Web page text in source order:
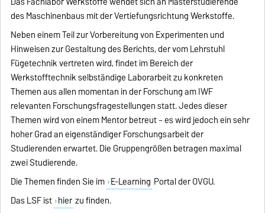
des Maschinenbaus mit der Vertiefungsrichtung Werkstoffe.
Neben einem Teil zur Vorbereitung von Experimenten und
Hinweisen zur Gestaltung des Berichts, der vom Lehrstuhl
Fügetechnik vertreten wird, findet im Bereich der
Werkstofftechnik selbständige Laborarbeit zu konkreten
Themen aus allen momentan in der Forschung am IWF
relevanten Forschungsfragestellungen statt. Jedes dieser
Themen wird von einem Mentor betreut – es wird jedoch ein sehr
hoher Grad an eigenständiger Forschungsarbeit der
Studierenden erwartet. Die Gruppengrößen betragen maximal
zwei Studierende.
Die Themen finden Sie im E-Learning Portal der OVGU.
Das LSF ist hier zu finden.